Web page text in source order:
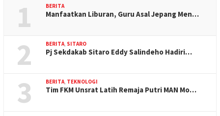
1 BERITA
Manfaatkan Liburan, Guru Asal Jepang Men…
2 BERITA, SITARO
Pj Sekdakab Sitaro Eddy Salindeho Hadiri…
3 BERITA, TEKNOLOGI
Tim FKM Unsrat Latih Remaja Putri MAN Mo…